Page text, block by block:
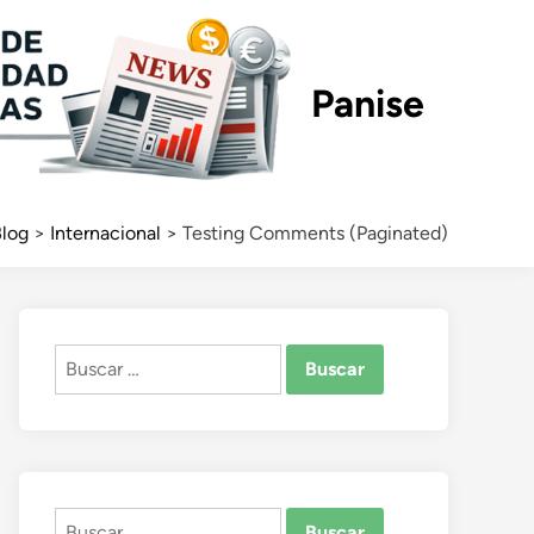
Panise
> Internacional > Testing Comments (Paginated)
Buscar:
Buscar: